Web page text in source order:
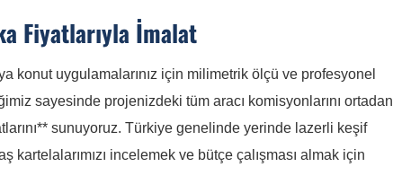
Fiyatlarıyla İmalat
konut uygulamalarınız için milimetrik ölçü ve profesyonel
sayesinde projenizdeki tüm aracı komisyonlarını ortadan
sunuyoruz. Türkiye genelinde yerinde lazerli keşif
kartelalarımızı incelemek ve bütçe çalışması almak için